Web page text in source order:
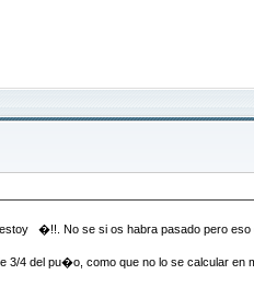
�!!. No se si os habra pasado pero eso
4 del pu�o, como que no lo se calcular